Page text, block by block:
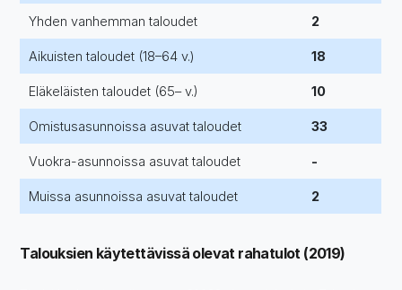
Yhden vanhemman taloudet 2
Aikuisten taloudet (18–64 v.) 18
Eläkeläisten taloudet (65– v.) 10
Omistusasunnoissa asuvat taloudet 33
Vuokra-asunnoissa asuvat taloudet -
Muissa asunnoissa asuvat taloudet 2
Talouksien käytettävissä olevat rahatulot (2019)